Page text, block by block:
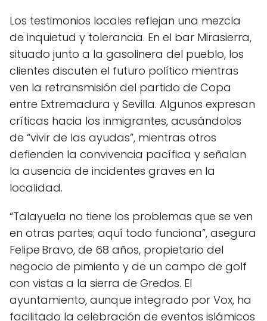
Los testimonios locales reflejan una mezcla
de inquietud y tolerancia. En el bar Mirasierra,
situado junto a la gasolinera del pueblo, los
clientes discuten el futuro político mientras
ven la retransmisión del partido de Copa
entre Extremadura y Sevilla. Algunos expresan
críticas hacia los inmigrantes, acusándolos
de “vivir de las ayudas”, mientras otros
defienden la convivencia pacífica y señalan
la ausencia de incidentes graves en la
localidad.
“Talayuela no tiene los problemas que se ven
en otras partes; aquí todo funciona”, asegura
Felipe Bravo, de 68 años, propietario del
negocio de pimiento y de un campo de golf
con vistas a la sierra de Gredos. El
ayuntamiento, aunque integrado por Vox, ha
facilitado la celebración de eventos islámicos